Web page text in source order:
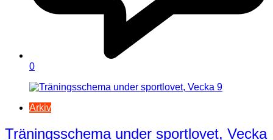
0
Arkiv
Träningsschema under sportlovet, Vecka